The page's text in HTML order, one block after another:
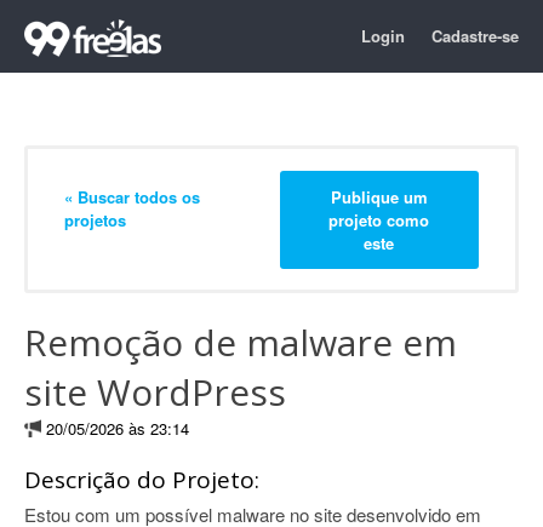
Login Cadastre-se
« Buscar todos os
projetos
Publique um
projeto como
este
Remoção de malware em
site WordPress
20/05/2026 às 23:14
Descrição do Projeto:
Estou com um possível malware no site desenvolvido em